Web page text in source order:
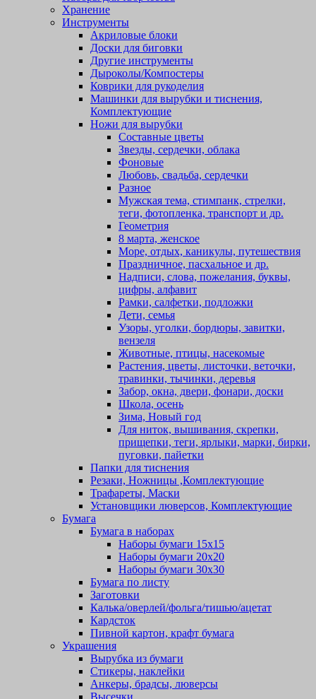
Хранение
Инструменты
Акриловые блоки
Доски для биговки
Другие инструменты
Дыроколы/Компостеры
Коврики для рукоделия
Машинки для вырубки и тиснения,
Комплектующие
Ножи для вырубки
Составные цветы
Звезды, сердечки, облака
Фоновые
Любовь, свадьба, сердечки
Разное
Мужская тема, стимпанк, стрелки,
теги, фотопленка, транспорт и др.
Геометрия
8 марта, женское
Море, отдых, каникулы, путешествия
Праздничное, пасхальное и др.
Надписи, слова, пожелания, буквы,
цифры, алфавит
Рамки, салфетки, подложки
Дети, семья
Узоры, уголки, бордюры, завитки,
вензеля
Животные, птицы, насекомые
Растения, цветы, листочки, веточки,
травинки, тычинки, деревья
Забор, окна, двери, фонари, доски
Школа, осень
Зима, Новый год
Для ниток, вышивания, скрепки,
прищепки, теги, ярлыки, марки, бирки,
пуговки, пайетки
Папки для тиснения
Резаки, Ножницы ,Комплектующие
Трафареты, Маски
Установщики люверсов, Комплектующие
Бумага
Бумага в наборах
Наборы бумаги 15х15
Наборы бумаги 20х20
Наборы бумаги 30х30
Бумага по листу
Заготовки
Калька/оверлей/фольга/тишью/ацетат
Кардсток
Пивной картон, крафт бумага
Украшения
Вырубка из бумаги
Стикеры, наклейки
Анкеры, брадсы, люверсы
Высечки